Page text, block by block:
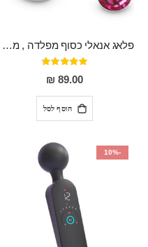
פלאג אנאלי כסוף מפלדה , מתאים ללבישה מתחת לבגדים, בגודל 7.3 על 2.8 ס"מ
דירוג:
97%
89.00 ₪
הוסף לסל
-10%